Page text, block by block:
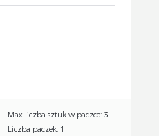
Max liczba sztuk w paczce: 3
Liczba paczek: 1